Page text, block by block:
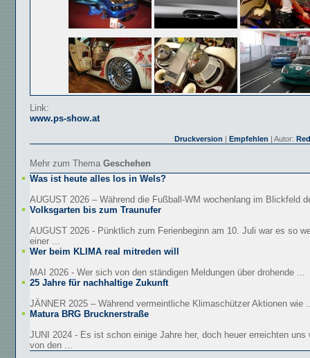
Link:
www.ps-show.at
Druckversion | Empfehlen | Autor:
Mehr zum Thema Geschehen
Was ist heute alles los in Wels?
AUGUST 2026 – Während die Fußball-WM wochenlang im Blickfeld
Volksgarten bis zum Traunufer
AUGUST 2026 - Pünktlich zum Ferienbeginn am 10. Juli war es so
einer ...
Wer beim KLIMA real mitreden will
MAI 2026 - Wer sich von den ständigen Meldungen über drohende ...
25 Jahre für nachhaltige Zukunft
JÄNNER 2025 – Während vermeintliche Klimaschützer Aktionen wie
Matura BRG Brucknerstraße
JUNI 2024 - Es ist schon einige Jahre her, doch heuer erreichten uns
von den ...